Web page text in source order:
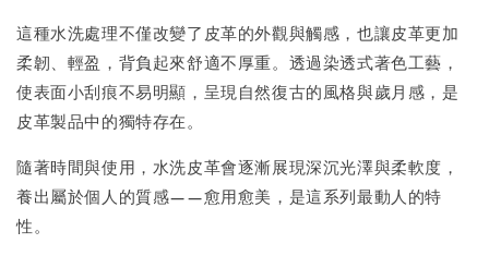
這種水洗處理不僅改變了皮革的外觀與觸感，也讓皮革更加
柔韌、輕盈，背負起來舒適不厚重。透過染透式著色工藝，
使表面小刮痕不易明顯，呈現自然復古的風格與歲月感，是
皮革製品中的獨特存在。
隨著時間與使用，水洗皮革會逐漸展現深沉光澤與柔軟度，
養出屬於個人的質感——愈用愈美，是這系列最動人的特
性。